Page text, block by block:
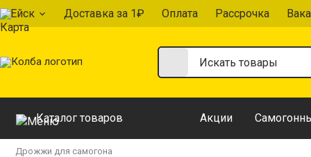
Ейск Доставка за 1₽ Оплата Рассрочка
Каталог товаров Акции
Дрожжи для самогона